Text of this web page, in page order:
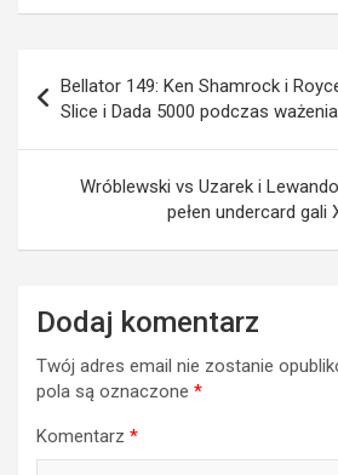
wpisu
Bellator 149: Ken Shamrock i
Slice i Dada 5000 podczas ważenia
Wróblewski vs Uzarek i
pełen undercard gali
Dodaj komentarz
Twój adres email nie zostanie
pola są oznaczone *
Komentarz *